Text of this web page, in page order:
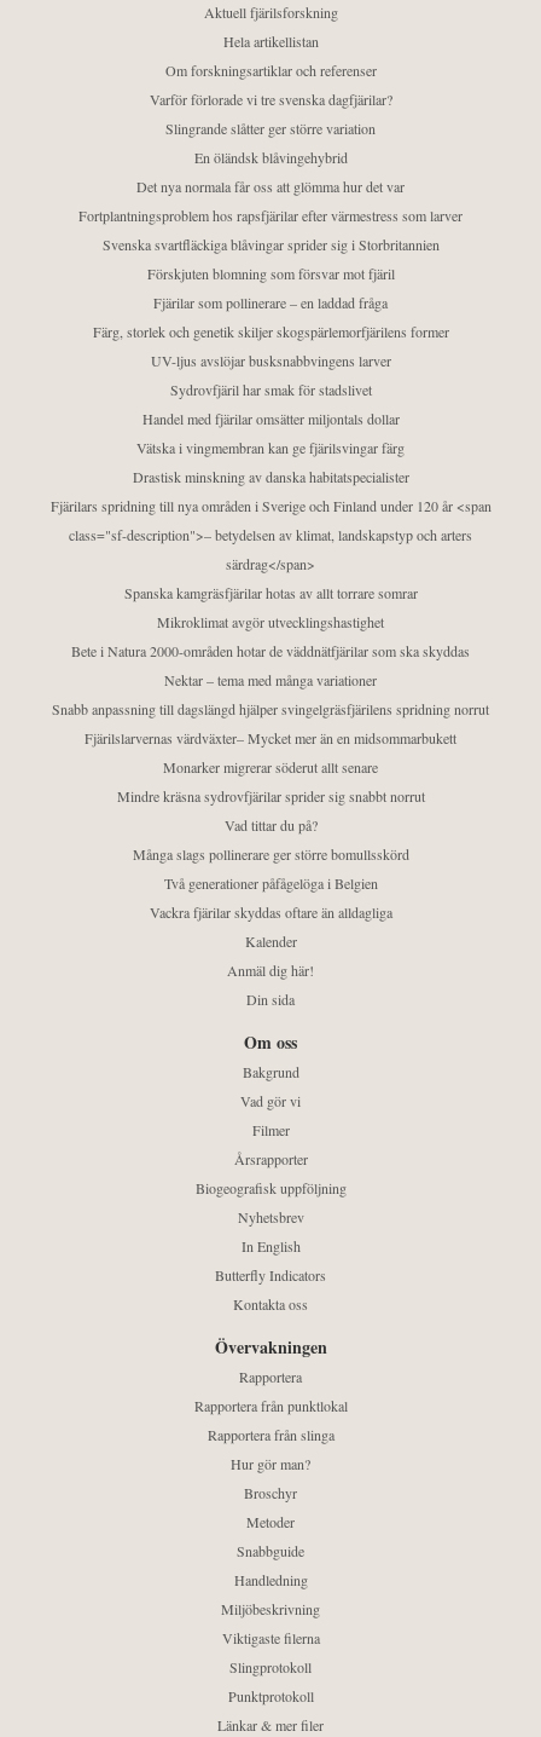
Aktuell fjärilsforskning
Hela artikellistan
Om forskningsartiklar och referenser
Varför förlorade vi tre svenska dagfjärilar?
Slingrande slåtter ger större variation
En öländsk blåvingehybrid
Det nya normala får oss att glömma hur det var
Fortplantningsproblem hos rapsfjärilar efter värmestress som larver
Svenska svartfläckiga blåvingar sprider sig i Storbritannien
Förskjuten blomning som försvar mot fjäril
Fjärilar som pollinerare – en laddad fråga
Färg, storlek och genetik skiljer skogspärlemorfjärilens former
UV-ljus avslöjar busksnabbvingens larver
Sydrovfjäril har smak för stadslivet
Handel med fjärilar omsätter miljontals dollar
Vätska i vingmembran kan ge fjärilsvingar färg
Drastisk minskning av danska habitatspecialister
Fjärilars spridning till nya områden i Sverige och Finland under 120 år <span
class="sf-description">– betydelsen av klimat, landskapstyp och arters
särdrag</span>
Spanska kamgräsfjärilar hotas av allt torrare somrar
Mikroklimat avgör utvecklingshastighet
Bete i Natura 2000-områden hotar de väddnätfjärilar som ska skyddas
Nektar – tema med många variationer
Snabb anpassning till dagslängd hjälper svingelgräsfjärilens spridning norrut
Fjärilslarvernas värdväxter– Mycket mer än en midsommarbukett
Monarker migrerar söderut allt senare
Mindre kräsna sydrovfjärilar sprider sig snabbt norrut
Vad tittar du på?
Många slags pollinerare ger större bomullsskörd
Två generationer påfågelöga i Belgien
Vackra fjärilar skyddas oftare än alldagliga
Kalender
Anmäl dig här!
Din sida
Om oss
Bakgrund
Vad gör vi
Filmer
Årsrapporter
Biogeografisk uppföljning
Nyhetsbrev
In English
Butterfly Indicators
Kontakta oss
Övervakningen
Rapportera
Rapportera från punktlokal
Rapportera från slinga
Hur gör man?
Broschyr
Metoder
Snabbguide
Handledning
Miljöbeskrivning
Viktigaste filerna
Slingprotokoll
Punktprotokoll
Länkar & mer filer